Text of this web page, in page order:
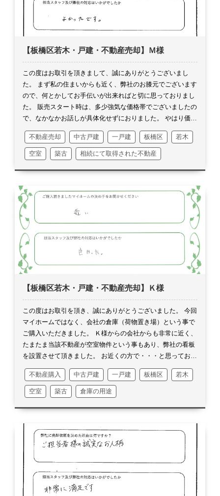
際は、取引とは関係のないお話しを沢山しましたね。
全く縁
も所縁もないのかと思っておりましたら、まさか弊社の近く
がご実家だったという、そこからの繋がりだったと
は・・・。
ご主人様のご実家のお話しも、沢山お聞き出来ま
した。私のような凡人には、想像以上に刺激的なお話し
で・・・普通ではお聞きしないようなお話しをお聞きし、凄
く楽しかったです。一旦お取引としては無事に終える事が出
来、今までのように頻繁にご連絡を取り合う事も少なくなる
と思います。G様は神奈川ですから、なかなかこちらに来ら
れる機会も少ないとは思いますが、またいつでもお気軽にご
連絡ください！G様には「センチュリーさんとご縁が出来
います。是非今後とも末永く、宜しくお願いいたします。
改めまして、この度はお取引を頂き、誠にありがとうござい
【板橋区若木・戸建・不動産売却】Ｍ様
この度はお取引を頂きまして、誠にありがとうございまし
た。
まず私の住まいからも近く、弊社のお膝元でございます
ので、何とかしてお手伝いが出来ればと切に思っておりまし
た。 販売スタート時は、多少強気な価格帯でございましたの
で、なかなかお話しが具体化せずにおりました。 やはり価格
変更のご提案をせざるを得ず、思い切った価格変更をご提案
させて頂きました。Ｍ様も少しびっくりされたのかも知れま
せんが、ご快諾頂いたと同時、より一層の責任を感じまし
りにも算段はあったものの、実質やってみないと・・・とい
うのもございました。
しかし我々の想いが通じ、当初の価格
帯からチェックされていて、価格変更がなされてお問合せを
頂戴したお客様でお話しを纏める事が出来ました。
嬉しかっ
たのは、現地にチラシを置いていてそれを見てという流れが
本当に嬉しいです。昨今はネットからお問合せを頂くのが主
流ですので、現地チラシもやはり効果的だなと改めて感じま
した。
当該不動産においては、色々な想いが詰まったという
よりも整理清算という部分が強かったのではないでしょう
か？
当に壮絶だったと思います。それでも着実一歩を踏み出され
ているＭ様には、素直に凄いなと思っておりました。お仕事
をしながら、登記をご自身で行われたり、銀行への手続きも
全てＭ様がおやりになられ、なかなかその様な売主様はおり
ません。勉強の為に自分でやってみたいと仰られておりまし
たが、Ｍ様ご自身で色々なお手続きをされる事で、お父様や
お姉様のご意思を汲みながら進められていたのかなと思いま
た。間違っているかも知れませんが・・・。私なりに努め
て安心安全に取引をお纏めする事に徹しておりましたが、ス
ムーズに行くのはとことんスムーズに行くもので、何事もな
く取引を終える事が出来、ほっとしました。まだ来年の確定
申告という最後のお仕事がありますが、その頃にまたご連絡
をお入れ致します。まずはＭ様ご家族が、今後も幸せに暮ら
せますよう切に願っております。長くなりましたが、この度
はお取引を頂き、誠にありがとうございました。
不動産売却 中古戸建 一戸建 板橋区 若木
空室 築古 相続にて取得された不動産
【板橋区若木・戸建・不動産売却】Ｋ様
この度はお取引を頂き、誠にありがとうございました。 今回
マイホームではなく、会社の倉庫（荷物置き場）という事で
ご購入いただきました。
Ｋ様からの会社からも非常に近く、
たまたま当該不動産が空室物件という事もあり、弊社の看板
を設置させて頂きました。 お近くの方で・・・と思っており
ましたので、価格変更後直ぐにＫ様からお電話を頂きました
事をよく覚えております。 お電話にてお問合せを頂戴してか
ら、ご購入をお決めになられるまでが早かったですね。
私の方がとても心配になりました。銀行への融資の相談なら
びに審査もございました為、時間がある程度取れたお陰で、
お互いの不安点やお伝えすべき内容をお伝えする事が出来、
非常に良かったです。私も当該エリアに住んでおりますの
で、会話の多くは子供の事や野球などでした。
お引渡しも前
もばったり小学校前にお逢いして、そのままちょっとお打合
せをさせて頂いたりでしたね。お引渡し後も既に何度かばっ
たりお逢いしましたが、これからも同様にばったりお逢いす
不動産購入 中古戸建 一戸建 板橋区 若木
空室 築古 倉庫の用途